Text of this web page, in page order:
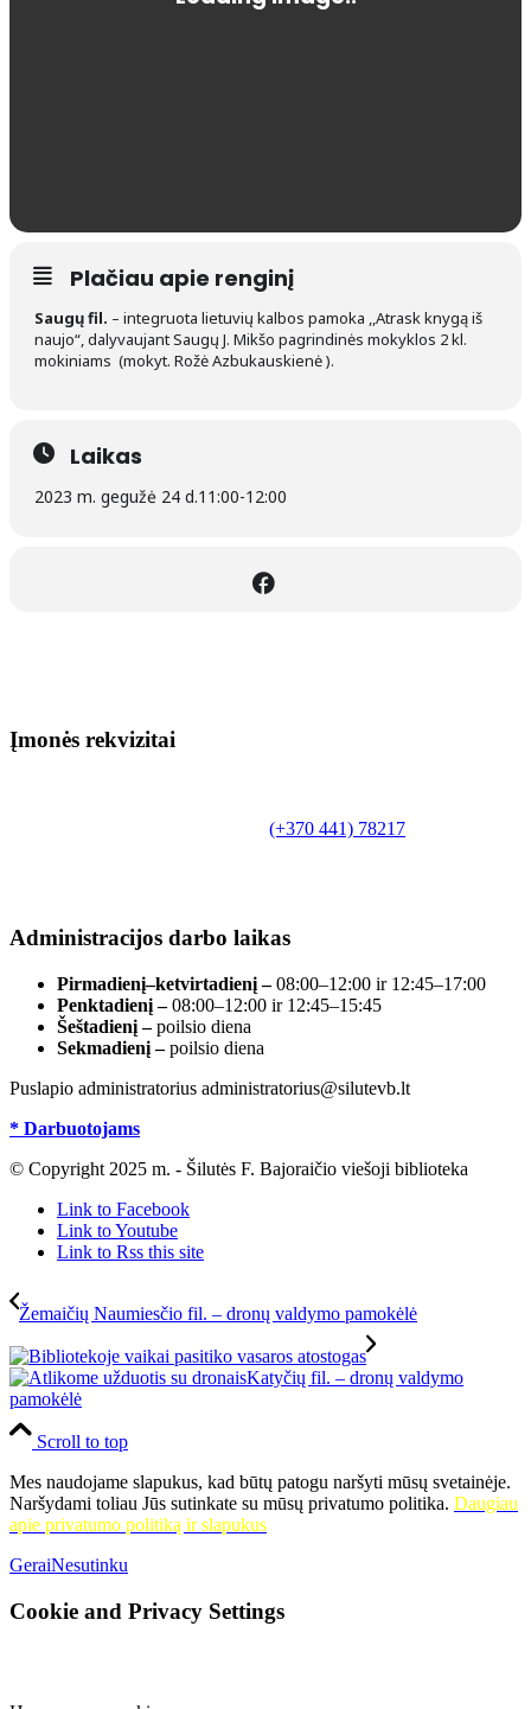
Plačiau apie renginį
Saugų fil. – integruota lietuvių kalbos pamoka ,,Atrask knygą iš
naujo“, dalyvaujant Saugų J. Mikšo pagrindinės mokyklos 2 kl.
mokiniams (mokyt. Rožė Azbukauskienė ).
Laikas
2023 m. gegužė 24 d.11:00-12:00
Įmonės rekvizitai
(+370 441) 78217
Administracijos darbo laikas
Pirmadienį–ketvirtadienį –08:00–12:00 ir 12:45–17:00
Penktadienį –08:00–12:00 ir 12:45–15:45
Šeštadienį –poilsio diena
Sekmadienį –poilsio diena
Puslapio administratorius administratorius@silutevb.lt
* Darbuotojams
© Copyright 2025 m. - Šilutės F. Bajoraičio viešoji biblioteka
Link to Facebook
Link to Youtube
Link to Rss this site
Žemaičių Naumiesčio fil. – dronų valdymo pamokėlė
Katyčių fil. – dronų valdymo
pamokėlė
Scroll to top
Mes naudojame slapukus, kad būtų patogu naršyti mūsų svetainėje.
Naršydami toliau Jūs sutinkate su mūsų privatumo politika. Daugiau
apie privatumo politiką ir slapukus
GeraiNesutinku
Cookie and Privacy Settings